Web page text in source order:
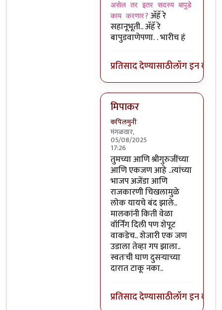
असेल तर इतर सदस्य बापुडे
काय करणार? अ‍ॅहॅ रे
सहानूभूती.. अ‍ॅहॅ रे
बापुडवाणेपणा. . भारीच हं
प्रतिसाद देण्यासाठीलॉग इन करा
मिपाकर
कपिलमुनी
मंगळवार,
05/08/2025
17:26
In reply toरयाbyचंद्रसूर्यकुमार
तुमच्या आणि श्रीगुरुजींच्या
आणि एकजण आहे ..त्यांच्या
भाजप अजेंडा आणि
राजकारणी चिखलामुळे
लोक यायचे बंद झाले..
मालकांनी किती वेळा
वॉर्निंग दिली पण शेपूट
वाकडेच.. शेजारी एक जण
उडाला तेव्हा गप झाला..
स्वतःची घाण दुसऱ्याच्या
दारात टाकू नका..
प्रतिसाद देण्यासाठीलॉग इन करा